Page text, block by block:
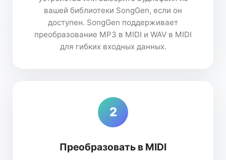
вашей библиотеки SongGen, если он
доступен. SongGen поддерживает
преобразование MP3 в MIDI и WAV в MIDI
для гибких входных данных.
2
Преобразовать в MIDI